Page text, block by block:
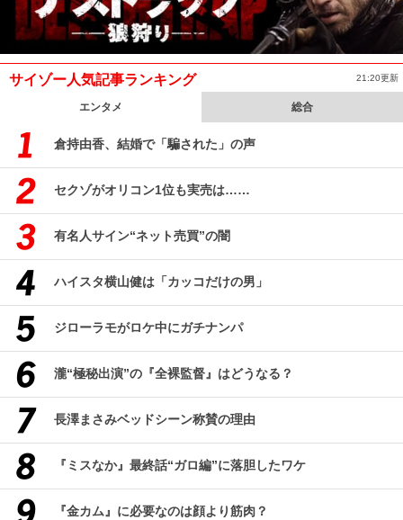
サイゾー人気記事ランキング 21:20更新
エンタメ 総合
倉持由香、結婚で「騙された」の声
セクゾがオリコン1位も実売は……
有名人サイン“ネット売買”の闇
ハイスタ横山健は「カッコだけの男」
ジローラモがロケ中にガチナンパ
瀧“極秘出演”の『全裸監督』はどうなる？
長澤まさみベッドシーン称賛の理由
『ミスなか』最終話“ガロ編”に落胆したワケ
『金カム』に必要なのは顔より筋肉？